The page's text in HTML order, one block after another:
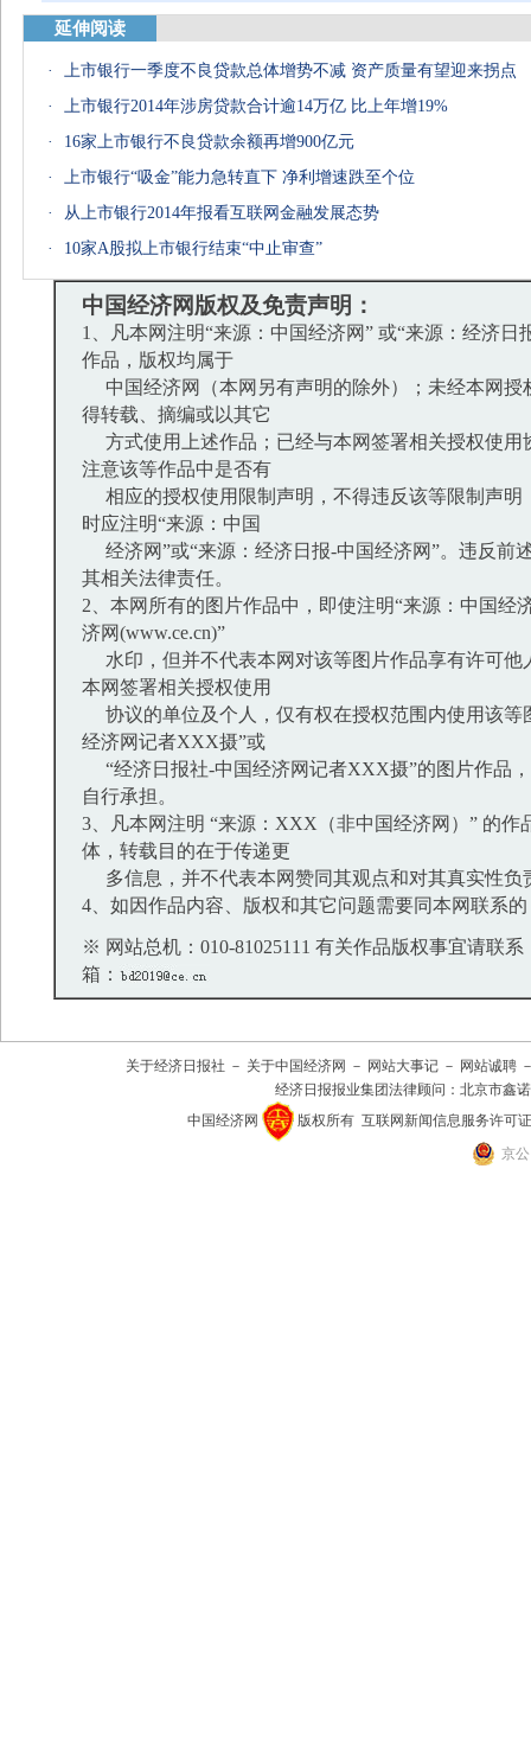
延伸阅读
·
上市银行一季度不良贷款总体增势不减 资产质量有望迎来拐点
·
上市银行2014年涉房贷款合计逾14万亿 比上年增19%
·
16家上市银行不良贷款余额再增900亿元
·
上市银行“吸金”能力急转直下 净利增速跌至个位
·
从上市银行2014年报看互联网金融发展态势
·
10家A股拟上市银行结束“中止审查”
中国经济网版权及免责声明：
1、凡本网注明“来源：中国经济网” 或“来源：经济日
作品，版权均属于
中国经济网（本网另有声明的除外）；未经本网授
得转载、摘编或以其它
方式使用上述作品；已经与本网签署相关授权使用
注意该等作品中是否有
相应的授权使用限制声明，不得违反该等限制声明
时应注明“来源：中国
经济网”或“来源：经济日报-中国经济网”。违反前
其相关法律责任。
2、本网所有的图片作品中，即使注明“来源：中国经
济网(www.ce.cn)”
水印，但并不代表本网对该等图片作品享有许可他
本网签署相关授权使用
协议的单位及个人，仅有权在授权范围内使用该等
经济网记者XXX摄”或
“经济日报社-中国经济网记者XXX摄”的图片作品
自行承担。
3、凡本网注明 “来源：XXX（非中国经济网）” 的作
体，转载目的在于传递更
多信息，并不代表本网赞同其观点和对其真实性负
4、如因作品内容、版权和其它问题需要同本网联系
※ 网站总机：010-81025111 有关作品版权事宜请联系
箱：
关于经济日报社 － 关于中国经济网 － 网站大事记 － 网站诚聘
经济日报报业集团法律顾问： 北京市鑫
中国经济网
版权所有 互联网新闻信息服务许可证
京公